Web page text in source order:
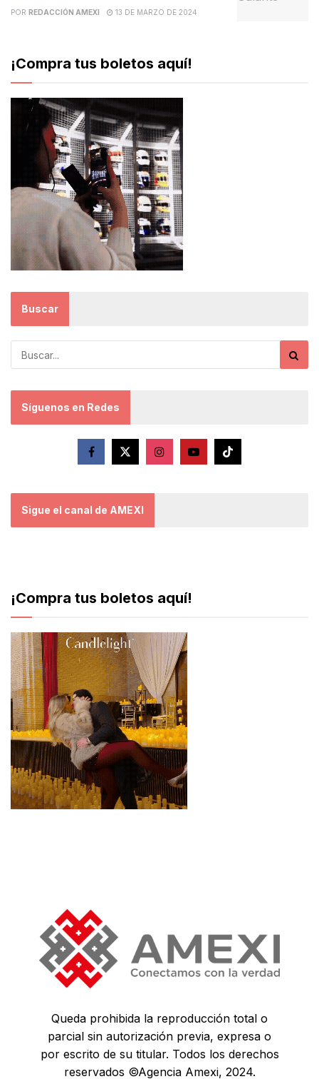
POR REDACCIÓN AMEXI 13 DE MARZO DE 2024
¡Compra tus boletos aquí!
Buscar
Síguenos en Redes
Sigue el canal de AMEXI
¡Compra tus boletos aquí!
Queda prohibida la reproducción total o
parcial sin autorización previa, expresa o
por escrito de su titular. Todos los derechos
reservados ©Agencia Amexi, 2024.